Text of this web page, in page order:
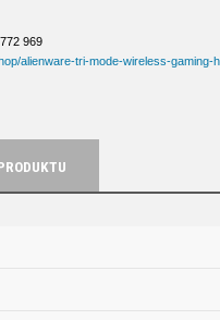
969
alienware-tri-mode-wireless-